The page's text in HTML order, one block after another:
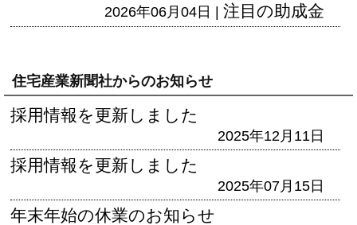
2026年06月04日 | 注目の助成金
住宅産業新聞社からのお知らせ
採用情報を更新しました
2025年12月11日
採用情報を更新しました
2025年07月15日
年末年始の休業のお知らせ